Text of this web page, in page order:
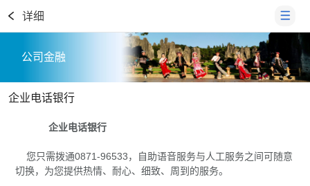
详细
公司金融
企业电话银行
企业电话银行
您只需拨通0871-96533，自助语音服务与人工服务之间可随意
切换，为您提供热情、耐心、细致、周到的服务。